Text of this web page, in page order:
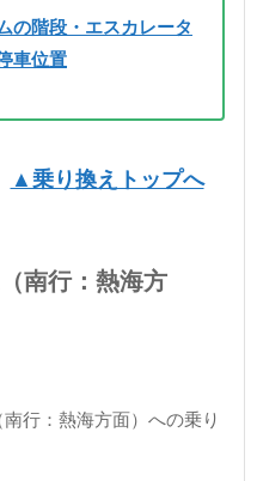
の階段・エスカレータ
車位置
▲乗り換えトップへ
南行：熱海方
行：熱海方面）への乗り